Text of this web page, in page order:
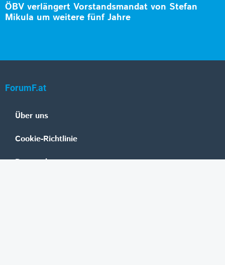
ÖBV verlängert Vorstandsmandat von Stefan
Mikula um weitere fünf Jahre
ForumF.at
Über uns
Cookie-Richtlinie
Datenschutz